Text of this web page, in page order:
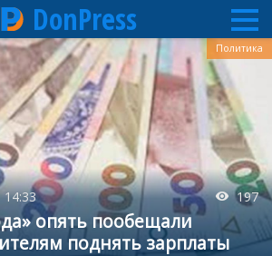
DonPress
14:33 197
опять пообещали
поднять зарплаты
Политика